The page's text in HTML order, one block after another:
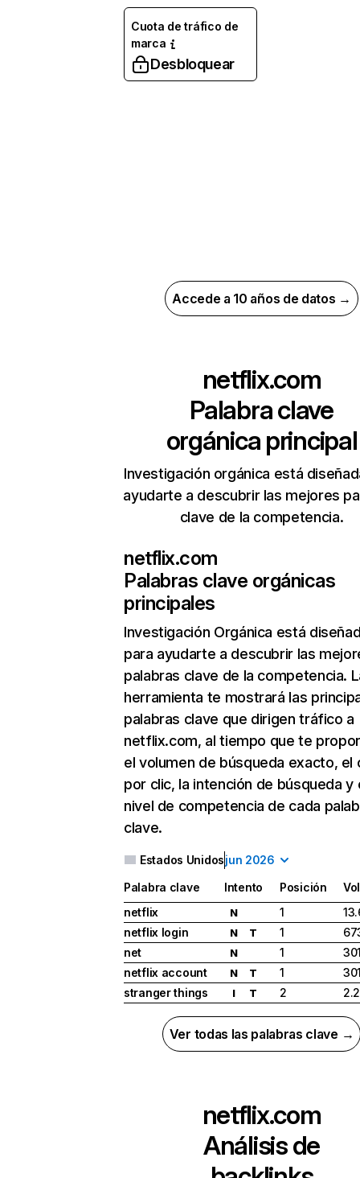
Cuota de tráfico de
marca
Desbloquear
Accede a 10 años de datos →
netflix.com
Palabra clave
orgánica principal
Investigación orgánica está
ayudarte a descubrir las mejores
clave de la competencia.
netflix.com
Palabras clave orgánicas
principales
Investigación Orgánica está
para ayudarte a descubrir las
palabras clave de la competencia.
herramienta te mostrará las
palabras clave que dirigen tráfico a
netflix.com, al tiempo que te
el volumen de búsqueda exacto, el
por clic, la intención de búsqueda y
nivel de competencia de cada
clave.
Estados Unidosjun 2026
Palabra clave Intento Posición
netflix
N 1
netflix login
N T 1
net
N 1
netflix account
N T 1
stranger things
I T 2
Ver todas las palabras clave →
netflix.com
Análisis de